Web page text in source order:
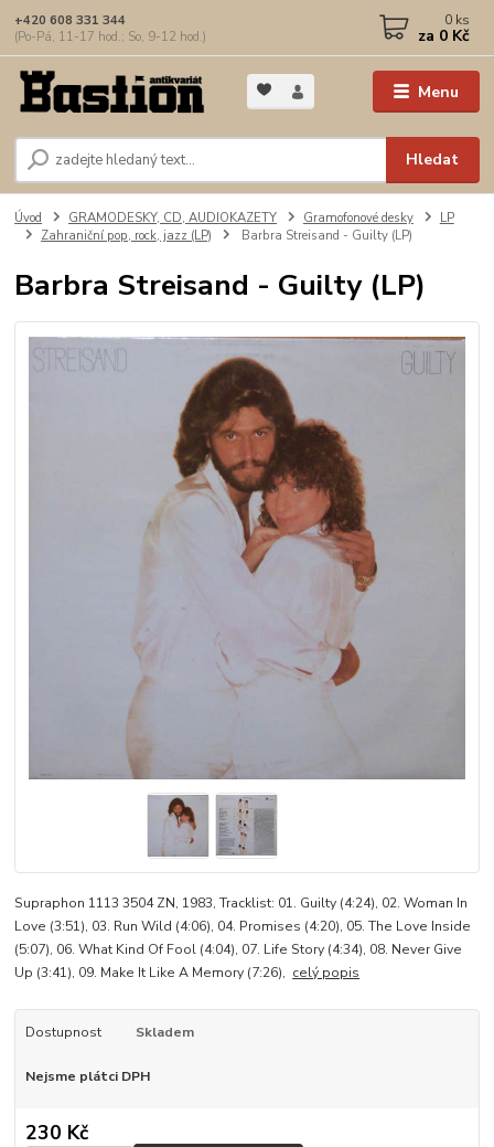
Menu
Hledat
+420 608 331 344
(Po-Pá, 11-17 hod.; So, 9-12 hod.)
0 ks
za 0 Kč
Úvod GRAMODESKY, CD, AUDIOKAZETY Gramofonové desky
LP
Zahraniční pop, rock, jazz (LP)
Barbra Streisand - Guilty (LP)
Barbra Streisand - Guilty (LP)
Supraphon 1113 3504 ZN, 1983, Tracklist: 01. Guilty (4:24), 02. Woman In
Love (3:51), 03. Run Wild (4:06), 04. Promises (4:20), 05. The Love Inside
(5:07), 06. What Kind Of Fool (4:04), 07. Life Story (4:34), 08. Never Give
Up (3:41), 09. Make It Like A Memory (7:26), celý popis
Dostupnost Skladem
Nejsme plátci DPH
230 Kč